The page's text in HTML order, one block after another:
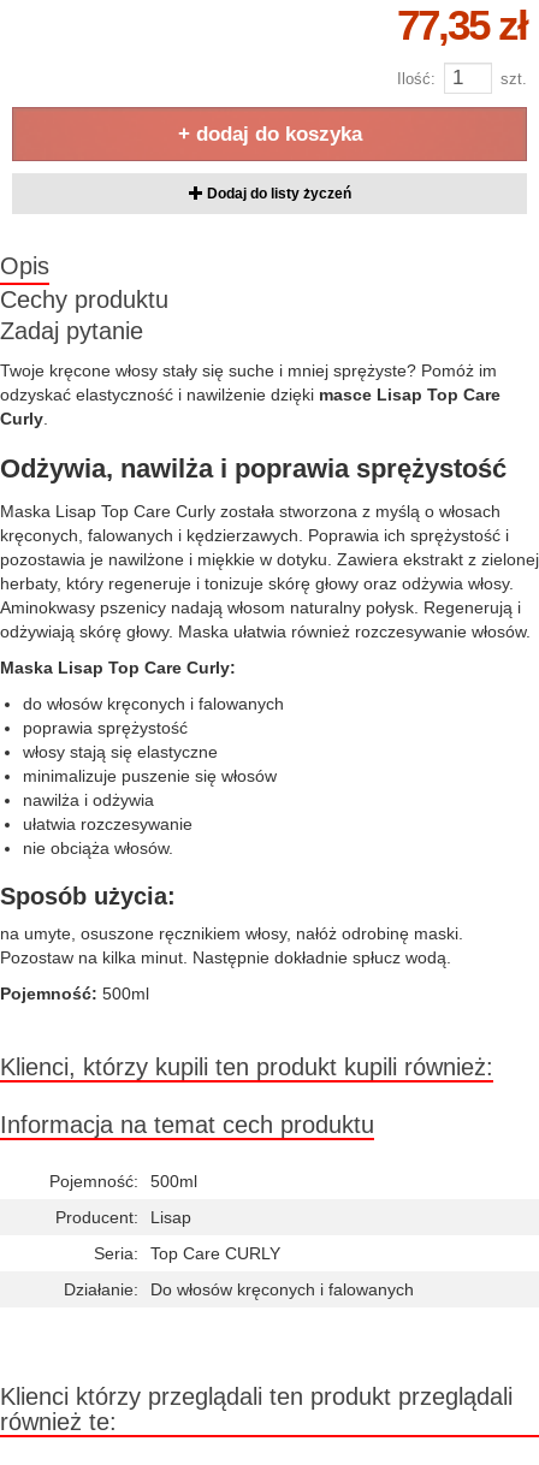
77,35 zł
Ilość: szt.
+ dodaj do koszyka
Dodaj do listy życzeń
Opis
Cechy produktu
Zadaj pytanie
Twoje kręcone włosy stały się suche i mniej sprężyste? Pomóż im
odzyskać elastyczność i nawilżenie dzięki masce Lisap Top Care
Curly
Odżywia, nawilża i poprawia sprężystość
Maska Lisap Top Care Curly została stworzona z myślą o włosach
kręconych, falowanych i kędzierzawych. Poprawia ich sprężystość i
pozostawia je nawilżone i miękkie w dotyku. Zawiera ekstrakt z zielonej
herbaty, który regeneruje i tonizuje skórę głowy oraz odżywia włosy.
Aminokwasy pszenicy nadają włosom naturalny połysk. Regenerują i
odżywiają skórę głowy. Maska ułatwia również rozczesywanie włosów.
Maska Lisap Top Care Curly:
do włosów kręconych i falowanych
poprawia sprężystość
włosy stają się elastyczne
minimalizuje puszenie się włosów
nawilża i odżywia
ułatwia rozczesywanie
nie obciąża włosów.
Sposób użycia:
na umyte, osuszone ręcznikiem włosy, nałóż odrobinę maski.
Pozostaw na kilka minut. Następnie dokładnie spłucz wodą.
Pojemność: 500ml
Klienci, którzy kupili ten produkt kupili również:
Informacja na temat cech produktu
Pojemność:
500ml
Producent:
Lisap
Seria:
Top Care CURLY
Działanie:
Do włosów kręconych i falowanych
Klienci którzy przeglądali ten produkt przeglądali
również te: